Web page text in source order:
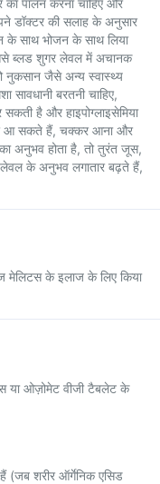
पालन करना चाहिए और
डॉक्टर की सलाह के अनुसार
के साथ भोजन के साथ लिया
ब्लड शुगर लेवल में अचानक
नुकसान जैसे अन्य स्वास्थ्य
बरतनी चाहिए,
है और हाइपोग्लाइसेमिया
आ सकते हैं, चक्कर आना और
अनुभव होता है, तो तुरंत जूस,
के अनुभव लगातार बढ़ते हैं,
मेलिटस के इलाज के लिए किया
या ओज़ोमेट वीजी टैबलेट के
(जब शरीर ऑर्गेनिक एसिड